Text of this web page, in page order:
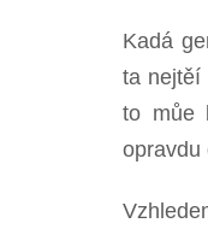
Kadá
ta
to
opravdu